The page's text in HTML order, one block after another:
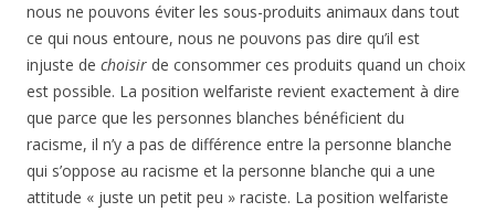
nous ne pouvons éviter les sous-produits animaux dans tout
ce qui nous entoure, nous ne pouvons pas dire qu’il est
injuste de choisir de consommer ces produits quand un choix
est possible. La position welfariste revient exactement à dire
que parce que les personnes blanches bénéficient du
racisme, il n’y a pas de différence entre la personne blanche
qui s’oppose au racisme et la personne blanche qui a une
attitude « juste un petit peu » raciste. La position welfariste